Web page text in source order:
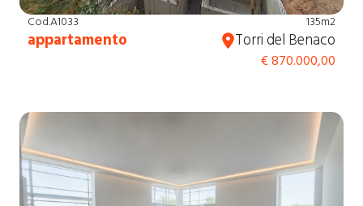
Cod.A1033
appartamento
135m2
Torri del Benaco
€ 870.000,00